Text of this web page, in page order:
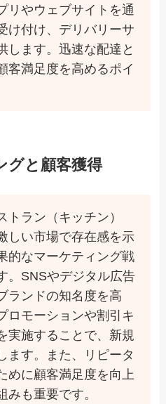
リやウェブサイトを通
け付け、デリバリーサ
します。迅速な配達と
客満足度を高めるポイ
グと顧客獲得
トラン（キッチン）
しい市場で存在感を示
的なマーケティング戦
。SNSやデジタル広告
ランドの知名度を高
ロモーションや割引キ
実施することで、新規
ます。また、リピータ
めに顧客満足度を向上
みも重要です。